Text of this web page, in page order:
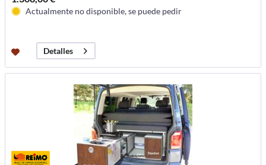
Actualmente no disponible, se puede pedir
Detalles